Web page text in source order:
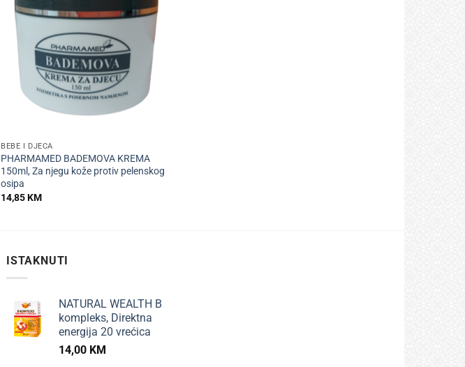
BEBE I DJECA
PHARMAMED BADEMOVA KREMA
150ml, Za njegu kože protiv pelenskog
osipa
14,85KM
ISTAKNUTI
NATURAL WEALTH B
kompleks, Direktna
energija 20 vrećica
14,00 KM